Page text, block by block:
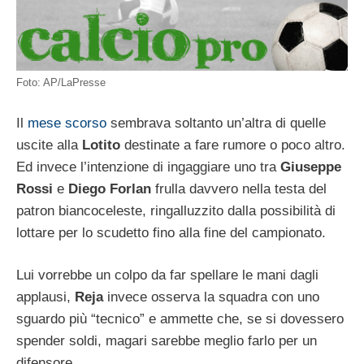
Foto: AP/LaPresse
Il mese scorso sembrava soltanto un’altra di quelle
uscite alla Lotito destinate a fare rumore o poco altro.
Ed invece l’intenzione di ingaggiare uno tra Giuseppe
Rossi e Diego Forlan frulla davvero nella testa del
patron biancoceleste, ringalluzzito dalla possibilità di
lottare per lo scudetto fino alla fine del campionato.
Lui vorrebbe un colpo da far spellare le mani dagli
applausi, Reja invece osserva la squadra con uno
sguardo più “tecnico” e ammette che, se si dovessero
spender soldi, magari sarebbe meglio farlo per un